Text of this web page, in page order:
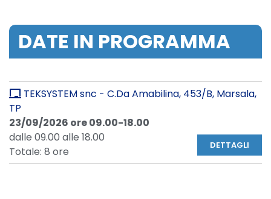
DATE IN PROGRAMMA
TEKSYSTEM snc - C.Da Amabilina, 453/B, Marsala,
TP
23/09/2026 ore 09.00-18.00
dalle 09.00 alle 18.00
Totale: 8 ore
DETTAGLI